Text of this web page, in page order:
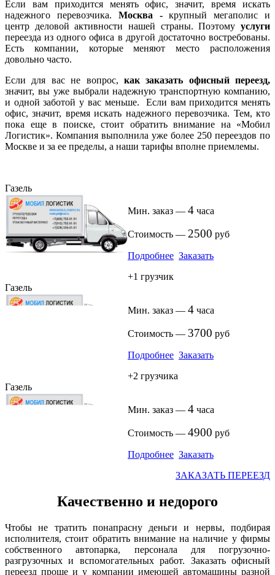
Если вам приходится менять офис, значит, время искать
надежного перевозчика. Москва -крупный мегаполис и
центр деловой активности нашей страны. Поэтому услуги
переезда из одного офиса в другой достаточно востребованы.
Есть компании, которые меняют место расположения
довольно часто.
Если для вас не вопрос, как заказать офисный переезд,
значит, вы уже выбрали надежную транспортную компанию,
и одной заботой у вас меньше. Если вам приходится менять
офис, значит, время искать надежного перевозчика. Тем, кто
пока еще в поиске, стоит обратить внимание на «Мобил
Логистик». Компания выполнила уже более 250 переездов по
Москве и за ее пределы, а наши тарифы вполне приемлемы.
Газель
Мин. заказ — 4 часа
Стоимость — 2500 руб
Подробнее Заказать
+1 грузчик
Газель
Мин. заказ — 4 часа
Стоимость — 3700 руб
Подробнее Заказать
+2 грузчика
Газель
Мин. заказ — 4 часа
Стоимость — 4900 руб
Подробнее Заказать
ЗАКАЗАТЬ ПЕРЕЕЗД
Качественно и недорого
Чтобы не тратить понапрасну деньги и нервы, подбирая
исполнителя, стоит обратить внимание на наличие у фирмы
собственного автопарка, персонала для погрузочно-
разгрузочных и вспомогательных работ. Заказать офисный
переезд проще и у компании имеющей автомашины разной